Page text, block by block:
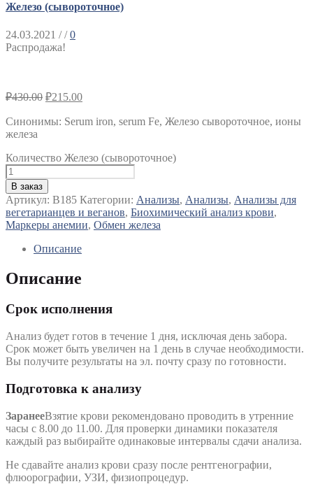
Железо (сывороточное)
24.03.2021 / /0
Распродажа!
₽430.00 ₽215.00
Синонимы: Serum iron, serum Fe, Железо сывороточное, ионы
железа
Количество Железо (сывороточное)
В заказ
Артикул: B185 Категории: Анализы, Анализы, Анализы для
вегетарианцев и веганов, Биохимический анализ крови,
Маркеры анемии, Обмен железа
Описание
Описание
Срок исполнения
Анализ будет готов в течение 1 дня, исключая день забора.
Срок может быть увеличен на 1 день в случае необходимости.
Вы получите результаты на эл. почту сразу по готовности.
Подготовка к анализу
ЗаранееВзятие крови рекомендовано проводить в утренние
часы с 8.00 до 11.00. Для проверки динамики показателя
каждый раз выбирайте одинаковые интервалы сдачи анализа.
Не сдавайте анализ крови сразу после рентгенографии,
флюорографии, УЗИ, физиопроцедур.